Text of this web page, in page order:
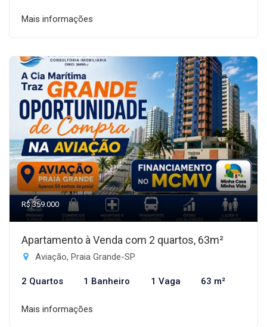
Mais informações
R$ 359.000
Apartamento à Venda com 2 quartos, 63m²
Aviação, Praia Grande-SP
2 Quartos 1 Banheiro 1 Vaga 63 m²
Mais informações